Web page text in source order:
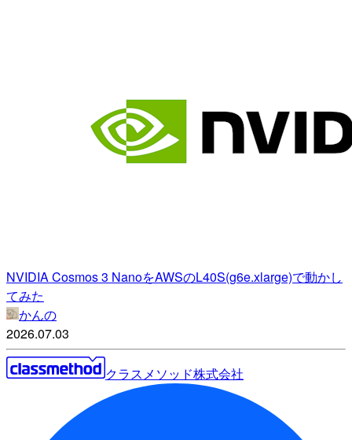
NVIDIA Cosmos 3 NanoをAWSのL40S(g6e.xlarge)で動かし
てみた
かんの
2026.07.03
クラスメソッド株式会社